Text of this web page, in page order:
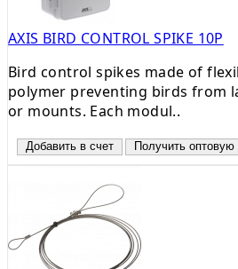
AXIS BIRD CONTROL SPIKE 10P
Bird control spikes made of
polymer preventing birds from
or mounts. Each modul..
Добавить в счет Получить оптовую